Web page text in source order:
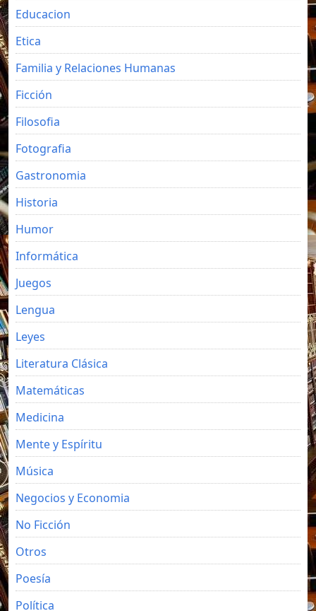
Educacion
Etica
Familia y Relaciones Humanas
Ficción
Filosofia
Fotografia
Gastronomia
Historia
Humor
Informática
Juegos
Lengua
Leyes
Literatura Clásica
Matemáticas
Medicina
Mente y Espíritu
Música
Negocios y Economia
No Ficción
Otros
Poesía
Política